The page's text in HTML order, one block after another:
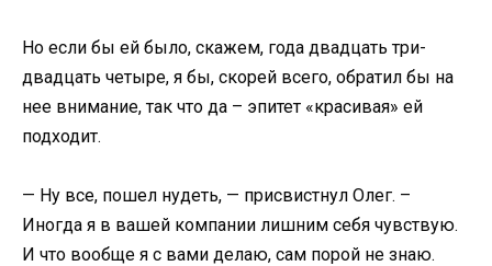
Но если бы ей было, скажем, года двадцать три-
двадцать четыре, я бы, скорей всего, обратил бы на
нее внимание, так что да – эпитет «красивая» ей
подходит.
— Ну все, пошел нудеть, — присвистнул Олег. –
Иногда я в вашей компании лишним себя чувствую.
И что вообще я с вами делаю, сам порой не знаю.